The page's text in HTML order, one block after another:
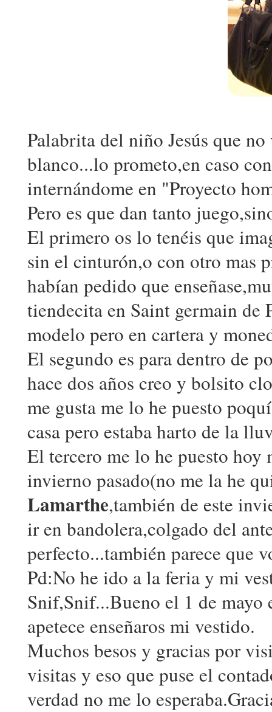
Palabrita del niño Jesús que
blanco...lo prometo,en caso
internándome en "Proyecto
Pero es que dan tanto
El primero os lo tenéis que
sin el cinturón,o con otro mas
habían pedido que
tiendecita en Saint germain de
modelo pero en cartera y
El segundo es para dentro de
hace dos años creo y bolsito
me gusta me lo he puesto
casa pero estaba harto de la
El tercero me lo he puesto
invierno pasado(no me la he
Lamarthe,también de este
ir en bandolera,colgado del
perfecto...también parece que
Pd:No he ido a la feria y mi
Snif,Snif...Bueno el 1 de mayo
apetece enseñaros mi vestido.
Muchos besos y gracias por
visitas y eso que puse el
verdad no me lo